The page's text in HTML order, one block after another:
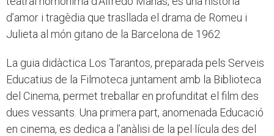
d’amor i tragèdia que trasllada el drama de Romeu i
Julieta al món gitano de la Barcelona de 1962
La guia didàctica Los Tarantos, preparada pels Serveis
Educatius de la Filmoteca juntament amb la Biblioteca
del Cinema, permet treballar en profunditat el film des
dues vessants. Una primera part, anomenada Educació
en cinema, es dedica a l’anàlisi de la pel·lícula des del